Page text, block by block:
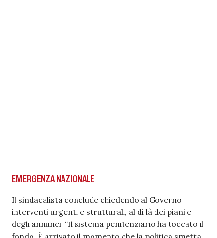
EMERGENZA NAZIONALE
Il sindacalista conclude chiedendo al Governo
interventi urgenti e strutturali, al di là dei piani e
degli annunci: “Il sistema penitenziario ha toccato il
fondo. È arrivato il momento che la politica smetta